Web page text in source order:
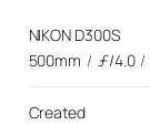
NIKON D300S
500mm / ƒ/4.0 /
Created